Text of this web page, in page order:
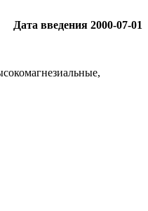
Дата введения 2000-07-01